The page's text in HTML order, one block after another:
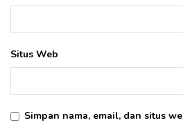
Situs Web
Simpan nama, email, dan situs